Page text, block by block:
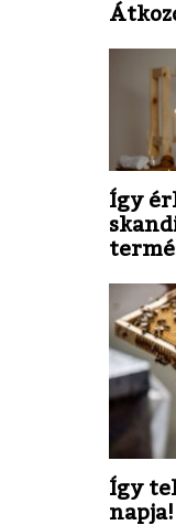
Így
Így
napja!